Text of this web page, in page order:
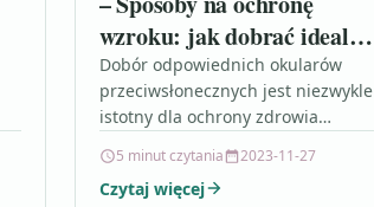
wzroku: jak dobrać idealne
okulary przeciwsłoneczne
Dobór odpowiednich okularów
przeciwsłonecznych jest niezwykle
istotny dla ochrony zdrowia
promieniowaniem UV. Artykuł
podkreśla kluczowe czynniki, na
5 minut czytania 2023-11-27
Czytaj więcej